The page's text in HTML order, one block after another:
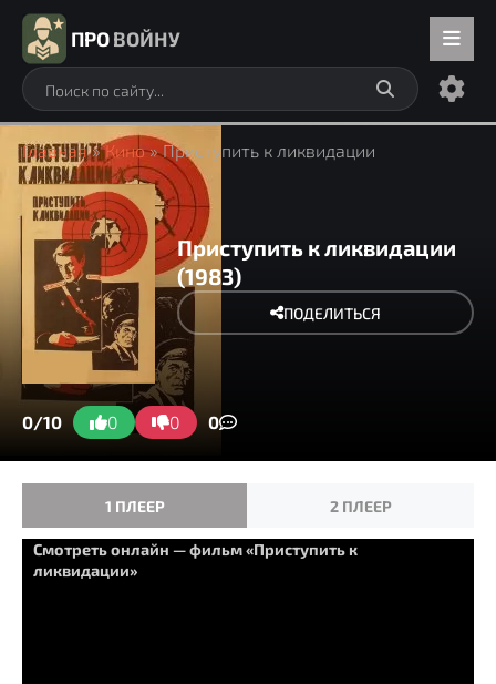
ПРОВОЙНУ
Главная»Кино» Приступить к ликвидации
Приступить к ликвидации
(1983)
ПОДЕЛИТЬСЯ
0/10 0 0 0
1 ПЛЕЕР 2 ПЛЕЕР
Смотреть онлайн — фильм «Приступить к
ликвидации»